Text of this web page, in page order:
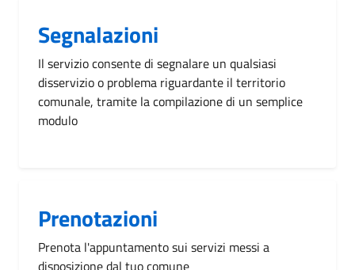
Segnalazioni
Il servizio consente di segnalare un qualsiasi
disservizio o problema riguardante il territorio
comunale, tramite la compilazione di un semplice
modulo
Prenotazioni
Prenota l'appuntamento sui servizi messi a
disposizione dal tuo comune